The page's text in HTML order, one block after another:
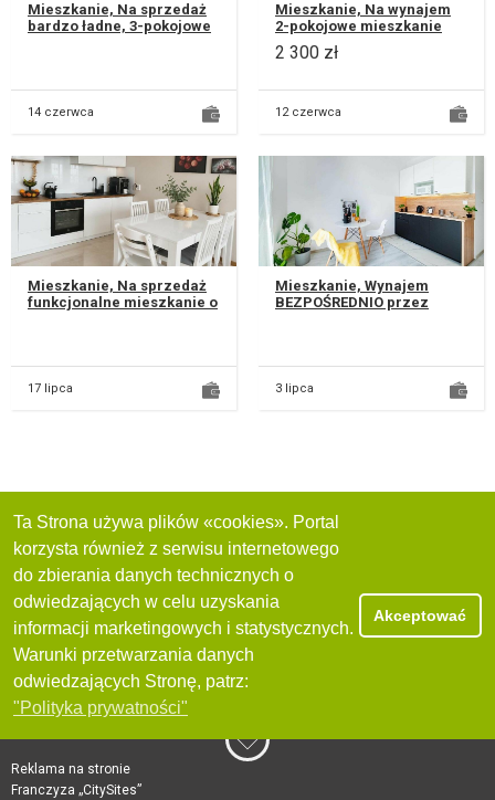
Mieszkanie, Na sprzedaż
bardzo ładne, 3-pokojowe
14 czerwca
Mieszkanie, Na wynajem
2-pokojowe mieszkanie
położone na osiedlu
Koncertowa Dolina. W
2 300 zł
12 czerwca
Mieszkanie, Na sprzedaż
funkcjonalne mieszkanie o
17 lipca
Mieszkanie, Wynajem
BEZPOŚREDNIO przez
3 lipca
Ta Strona używa plików «cookies». Portal
korzysta również z serwisu internetowego
do zbierania danych technicznych o
odwiedzających w celu uzyskania
informacji marketingowych i statystycznych.
Warunki przetwarzania danych
odwiedzających Stronę, patrz:
"Polityka prywatności"
Akceptować
Reklama na stronie
Franczyza „CitySites”